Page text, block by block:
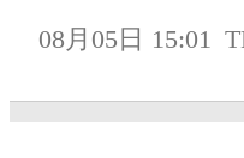
08月05日 15:01